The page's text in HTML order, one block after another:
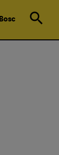
Bosc search